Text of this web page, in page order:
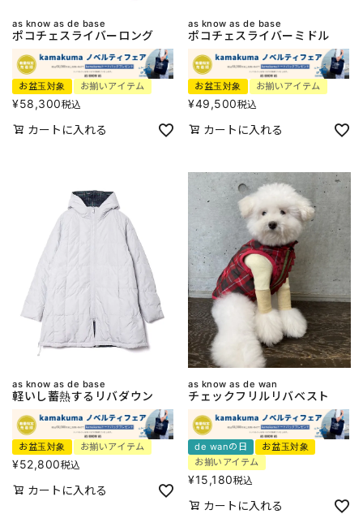
as know as de base
ポコチェスライバーロング
お盆玉対象 お揃いアイテム
¥58,300税込
カートに入れる
as know as de base
ポコチェスライバーミドル
お盆玉対象 お揃いアイテム
¥49,500税込
カートに入れる
as know as de base
軽いし蓄熱するリバダウン
お盆玉対象 お揃いアイテム
¥52,800税込
カートに入れる
as know as de wan
チェックフリルリバベスト
de wanの日
お盆玉対象
お揃いアイテム
¥15,180税込
カートに入れる